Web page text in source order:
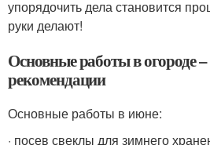
упорядочить дела становится
руки делают!
Основные работы в огороде
рекомендации
Основные работы в июне:
· посев свеклы для зимнего